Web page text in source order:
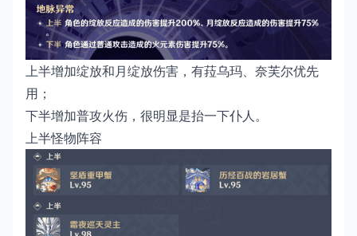
上半增加绽放和月绽放伤害，有菈乌玛、奈芙尔优先
用；
下半增加普攻火伤，很明显是抬一下仆人。
上半怪物阵容